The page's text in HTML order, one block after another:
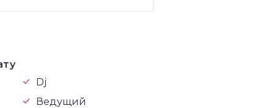
Dj
Ведущий